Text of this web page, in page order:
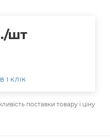
/шт
1 КЛІК
поставки товару і ціну